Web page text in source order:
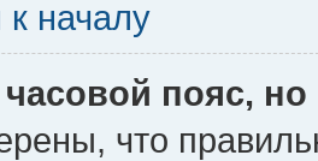
к началу
пояс,
что